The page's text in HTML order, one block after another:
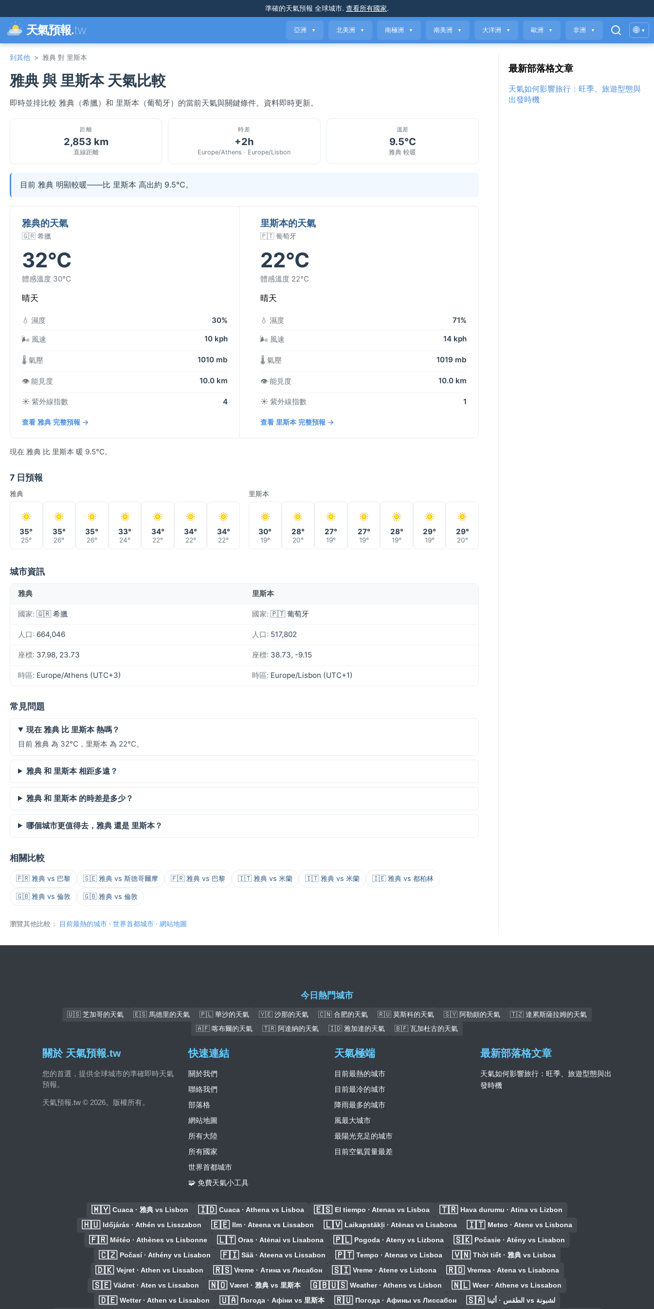
準確的天氣預報 全球城市. 查看所有國家.
天氣預報.tw 亞洲 ▼ 北美洲 ▼ 南極洲 ▼ 南美洲 ▼ 大洋洲 ▼ 歐洲 ▼ 非洲 ▼ 🌐 ▾
到其他 > 雅典 對 里斯本
雅典 與 里斯本 天氣比較
即時並排比較 雅典（希臘）和 里斯本（葡萄牙）的當前天氣與關鍵條件。資料即時更新。
距離
2,853 km
直線距離
時差
+2h
Europe/Athens · Europe/Lisbon
溫差
9.5°C
雅典 較暖
目前 雅典 明顯較暖——比 里斯本 高出約 9.5°C。
雅典的天氣
🇬🇷 希臘
32°C
體感溫度 30°C
晴天
💧 濕度 30%
🌬️ 風速 10 kph
🌡️ 氣壓 1010 mb
👁️ 能見度 10.0 km
☀️ 紫外線指數 4
查看 雅典 完整預報 →
里斯本的天氣
🇵🇹 葡萄牙
22°C
體感溫度 22°C
晴天
💧 濕度 71%
🌬️ 風速 14 kph
🌡️ 氣壓 1019 mb
👁️ 能見度 10.0 km
☀️ 紫外線指數 1
查看 里斯本 完整預報 →
現在 雅典 比 里斯本 暖 9.5°C。
7 日預報
雅典
35°
25°
35°
26°
35°
26°
33°
24°
34°
22°
34°
22°
34°
22°
里斯本
30°
19°
28°
20°
27°
19°
27°
19°
28°
19°
29°
19°
29°
20°
城市資訊
雅典 里斯本
國家: 🇬🇷 希臘 國家: 🇵🇹 葡萄牙
人口: 664,046 人口: 517,802
座標: 37.98, 23.73 座標: 38.73, -9.15
時區: Europe/Athens (UTC+3) 時區: Europe/Lisbon (UTC+1)
常見問題
現在 雅典 比 里斯本 熱嗎？
目前 雅典 為 32°C，里斯本 為 22°C。
雅典 和 里斯本 相距多遠？
雅典 和 里斯本 的時差是多少？
哪個城市更值得去，雅典 還是 里斯本？
相關比較
🇫🇷 雅典 vs 巴黎 🇸🇪 雅典 vs 斯德哥爾摩 🇫🇷 雅典 vs 巴黎 🇮🇹 雅典 vs 米蘭 🇮🇹 雅典 vs 米蘭 🇮🇪 雅典 vs 都柏林
🇬🇧 雅典 vs 倫敦 🇬🇧 雅典 vs 倫敦
瀏覽其他比較： 目前最熱的城市 · 世界首都城市 · 網站地圖
最新部落格文章
天氣如何影響旅行：旺季、旅遊型態與
出發時機
今日熱門城市
🇺🇸 芝加哥的天氣 🇪🇸 馬德里的天氣 🇵🇱 華沙的天氣 🇾🇪 沙那的天氣 🇨🇳 合肥的天氣 🇷🇺 莫斯科的天氣 🇸🇾 阿勒頗的天氣
🇹🇿 達累斯薩拉姆的天氣
🇦🇫 喀布爾的天氣
🇹🇷 阿達納的天氣 🇮🇩 雅加達的天氣 🇧🇫 瓦加杜古的天氣
關於 天氣預報.tw
您的首選，提供全球城市的準確即時天氣
預報。
天氣預報.tw © 2026。版權所有。
快速連結
關於我們
聯絡我們
部落格
網站地圖
所有大陸
所有國家
世界首都城市
🧩 免費天氣小工具
天氣極端
目前最熱的城市
目前最冷的城市
降雨最多的城市
風最大城市
最陽光充足的城市
目前空氣質量最差
最新部落格文章
天氣如何影響旅行：旺季、旅遊型態與出
發時機
🇲🇾 Cuaca · 雅典 vs Lisbon 🇮🇩 Cuaca · Athena vs Lisboa 🇪🇸 El tiempo · Atenas vs Lisboa 🇹🇷 Hava durumu · Atina vs Lizbon
🇭🇺 Időjárás · Athén vs Lisszabon 🇪🇪 Ilm · Ateena vs Lissabon 🇱🇻 Laikapstākļi · Atēnas vs Lisabona 🇮🇹 Meteo · Atene vs Lisbona
🇫🇷 Météo · Athènes vs Lisbonne 🇱🇹 Oras · Atėnai vs Lisabona 🇵🇱 Pogoda · Ateny vs Lizbona 🇸🇰 Počasie · Atény vs Lisabon
🇨🇿 Počasí · Athény vs Lisabon 🇫🇮 Sää · Ateena vs Lissabon 🇵🇹 Tempo · Atenas vs Lisboa 🇻🇳 Thời tiết · 雅典 vs Lisboa
🇩🇰 Vejret · Athen vs Lissabon 🇷🇸 Vreme · Атина vs Лисабон 🇸🇮 Vreme · Atene vs Lizbona 🇷🇴 Vremea · Atena vs Lisabona
🇸🇪 Vädret · Aten vs Lissabon 🇳🇴 Været · 雅典 vs 里斯本 🇬🇧🇺🇸 Weather · Athens vs Lisbon 🇳🇱 Weer · Athene vs Lissabon
🇩🇪 Wetter · Athen vs Lissabon 🇺🇦 Погода · Афіни vs 里斯本 🇷🇺 Погода · Афины vs Лиссабон 🇸🇦 الطقس · أثينا vs لشبونة